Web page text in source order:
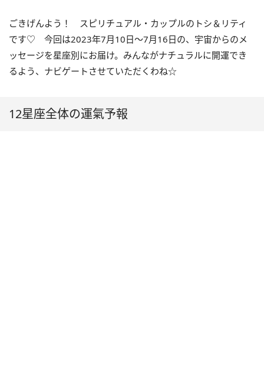
ごきげんよう！ スピリチュアル・カップルのトシ＆リティ
です♡ 今回は2023年7月10日〜7月16日の、宇宙からのメ
ッセージを星座別にお届け。みんながナチュラルに開運でき
るよう、ナビゲートさせていただくわね☆
12星座全体の運氣予報